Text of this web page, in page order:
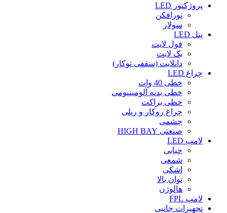
پروژکتور LED
نورافکن
سولار
پنل LED
فول لایت
بک لایت
دانلایت (سقفی توکار)
چراغ LED
خطی 40 وات
خطی بدنه آلومینیومی
خطی براکت
چراغ روکار و ریلی
چشمی
صنعتی HIGH BAY
لامپ LED
حبابی
شمعی
اشکی
توان بالا
هالوژن
لامپ FPL
تجهیزات جانبی